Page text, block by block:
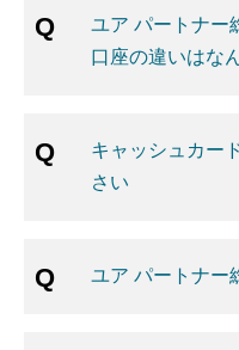
ユア パートナー
口座の違いはな
キャッシュカー
さい
ユア パートナー